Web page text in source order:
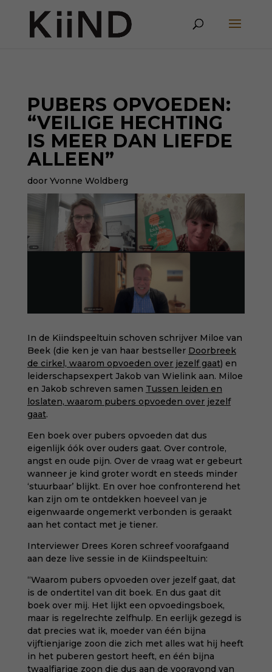
PUBERS OPVOEDEN:
“VEILIGE HECHTING
IS MEER DAN LIEFDE
ALLEEN”
door Yvonne Woldberg
In de Kiindspeeltuin schoven schrijver Miloe van
Beek (die ken je van haar bestseller Doorbreek
de cirkel, waarom opvoeden over jezelf gaat) en
leiderschapsexpert Jakob van Wielink aan. Miloe
en Jakob schreven samen Tussen leiden en
loslaten, waarom pubers opvoeden over jezelf
gaat.
Een boek over pubers opvoeden dat dus
eigenlijk óók over ouders gaat. Over controle,
angst en oude pijn. Over de vraag wat er gebeurt
wanneer je kind groter wordt en steeds minder
‘stuurbaar’ blijkt. En over hoe confronterend het
kan zijn om te ontdekken hoeveel van je
eigenwaarde ongemerkt verbonden is geraakt
aan het contact met je tiener.
Interviewer Drees Koren schreef voorafgaand
aan deze live sessie in de Kiindspeeltuin:
“Waarom pubers opvoeden over jezelf gaat, dat
is de ondertitel van dit boek. En dus gaat dit
boek over mij. Het lijkt een opvoedingsboek,
maar is regelrechte zelfhulp. En eerlijk gezegd is
dat precies wat ik, moeder van één bijna
vijftienjarige zoon die zich met alles wat hij heeft
in het puberen gestort heeft, en één bijna
twaalfjarige zoon die dus aan de vooravond van